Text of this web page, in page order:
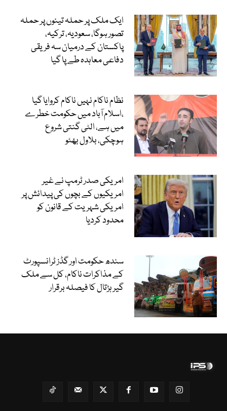
ایک ملک پر حملہ تینوں پر حملہ
تصور ہوگا، سعودیہ، ترکیہ،
پاکستان کے درمیان سہ فریقی
دفاعی معاہدہ طے پا گیا
نظام ناکام نہیں ناکام کروایا گیا
،اسلام آباد میں حکومت خطرے
میں ہے، الٹی گنتی شروع
ہوچکی، بلاول بھٹو
امریکی صدر ٹرمپ نے غیر
امریکیوں کے بچوں کی پیدائش پر
امریکی شہریت کے قانون کو
محدود کردیا
سندھ حکومت اور گڈز ٹرانسپورٹ
کے مذاکرات ناکام، کل سے ملک
گیر ہڑتال کا فیصلہ برقرار